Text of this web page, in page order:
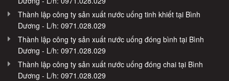
Thành lập công ty sản xuất nước uống tinh khiết tại Bình
Dương - L/h: 0971.028.029
Thành lập công ty sản xuất nước uống đóng bình tại Bình
Dương - L/h: 0971.028.029
Thành lập công ty sản xuất nước uống đóng chai tại Bình
Dương - L/h: 0971.028.029